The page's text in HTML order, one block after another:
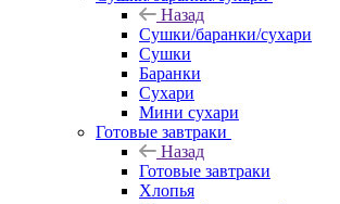
Назад
Сушки/баранки/сухари
Сушки
Баранки
Сухари
Мини сухари
Готовые завтраки
Назад
Готовые завтраки
Хлопья